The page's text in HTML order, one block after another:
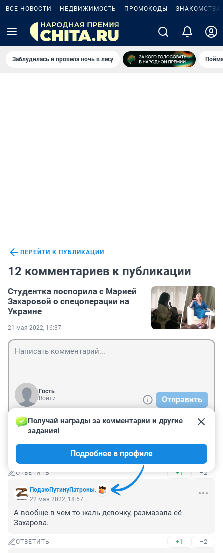
ВСЕ НОВОСТИ НЕДВИЖИМОСТЬ ПРОМОКОДЫ ЗНАКОМСТВА
Заблудилась и провела ночь в лесу
ПЕРЕЙТИ К ПУБЛИКАЦИИ
12 комментариев к публикации
Студентка поспорила с Марией
Захаровой о спецоперации на
Украине
21 мая 2022, 16:37
Гость
Войти
Отправить
Гость
Молодец, девчуля! Низкий поклон. Как Поклонская.
ОТВЕТИТЬ +1 –2
ПодаюПутинуПатроны.
Получай награды за комментарии и другие
задания!
Подробнее в профиле
22 мая 2022, 18:57
А вообще в чем то жаль девочку, размазала её
Захарова.
ОТВЕТИТЬ +1 –2